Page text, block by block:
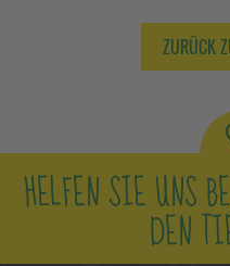
ZURÜCK
HELFEN SIE UNS
DEN